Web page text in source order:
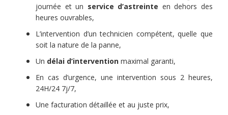
journée et un service d’astreinte en dehors des
heures ouvrables,
L’intervention d’un technicien compétent, quelle que
soit la nature de la panne,
Un délai d’intervention maximal garanti,
En cas d’urgence, une intervention sous 2 heures,
24H/24 7j/7,
Une facturation détaillée et au juste prix,